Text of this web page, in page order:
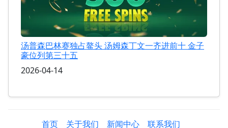
汤普森巴林赛独占鳌头 汤姆森丁文一齐进前十 金子
豪位列第三十五
2026-04-14
首页 关于我们 新闻中心
联系我们